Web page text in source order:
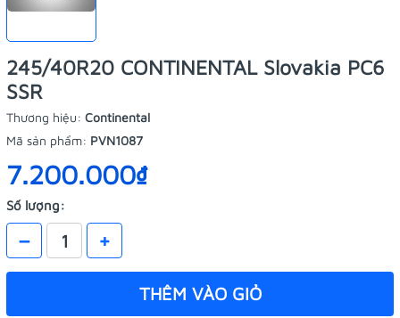
245/40R20 CONTINENTAL Slovakia PC6
SSR
Thương hiệu: Continental
Mã sản phẩm: PVN1087
7.200.000₫
Số lượng:
– +
THÊM VÀO GIỎ